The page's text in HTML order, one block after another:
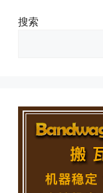
搜索